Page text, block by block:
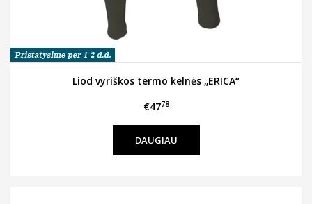
Liod vyriškos termo kelnės „ERICA“
€4778
DAUGIAU